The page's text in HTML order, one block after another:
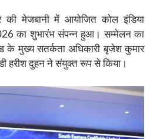
की मेजबानी में आयोजित कोल इंडिया
का शुभारंभ संपन्न हुआ। सम्मेलन का
के मुख्य सतर्कता अधिकारी बृजेश कुमार
हरीश दुहन ने संयुक्त रूप से किया।